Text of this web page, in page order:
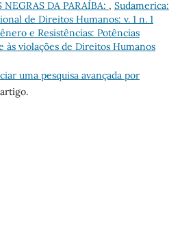
NEGRAS DA PARAÍBA: , Sudamerica:
de Direitos Humanos: v. 1 n. 1
e Resistências: Potências
às violações de Direitos Humanos
uma pesquisa avançada por